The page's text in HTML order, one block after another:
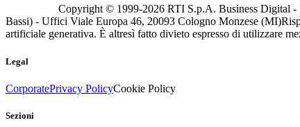
Copyright © 1999-2026 RTI S.p.A. Business Digital -
Bassi) - Uffici Viale Europa 46, 20093 Cologno Monzese (MI)
artificiale generativa. È altresì fatto divieto espresso di utilizzare
Legal
CorporatePrivacy PolicyCookie Policy
Sezioni